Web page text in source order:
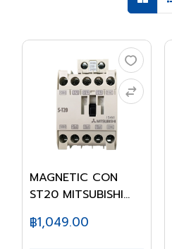
MAGNETIC CON
ST20 MITSUBISHI
฿1,049.00